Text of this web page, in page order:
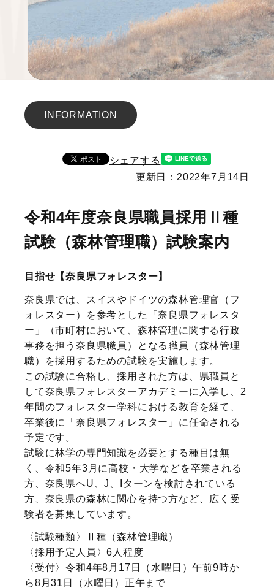
INFORMATION
シェアする
更新日：2022年7月14日
令和4年度奈良県職員採用Ⅱ種
試験（森林管理職）試験案内
目指せ【奈良県フォレスター】
奈良県では、スイスやドイツの森林管理官（フ
ォレスター）を参考とした「奈良県フォレスタ
ー」（市町村において、森林管理に関する行政
事務を担う奈良県職員）となる職員（森林管理
職）を採用するための試験を実施します。
この試験に合格し、採用された方は、県職員と
して奈良県フォレスターアカデミーに入学し、2
年間のフォレスター学科における教育を経て、
卒業後に「奈良県フォレスター」に任命される
予定です。
試験に林学の専門知識を必要とする種目は無
く、令和5年3月に高校・大学などを卒業される
方、奈良県へU、J、Iターンを検討されている
方、奈良県の森林に関心を持つ方など、広く受
験者を募集しています。
〈試験種類〉Ⅱ種（森林管理職）
〈採用予定人員〉6人程度
〈受付〉令和4年8月17日（水曜日）午前9時か
ら8月31日（水曜日）正午まで